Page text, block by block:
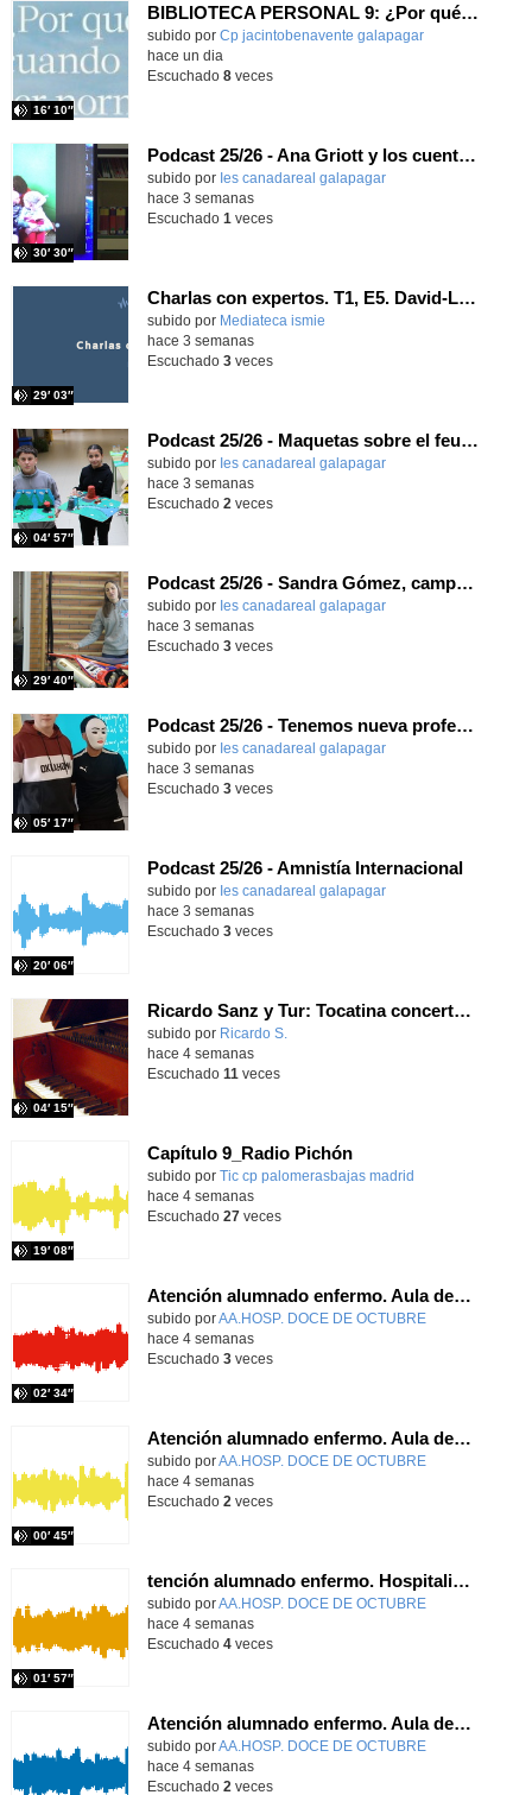
BIBLIOTECA PERSONAL 9: ¿Por qué ser feliz cuando puedes ser normal?
Contenido educativo.
subido por Cp jacintobenavente galapagar
16′ 10″
-
hace un dia
Escuchado 8veces
Podcast 25/26 - Ana Griott y los cuentos de las voces olvidadas
subido por Ies canadareal galapagar
30′ 30″
-
hace 3 semanas
Escuchado 1 veces
Charlas con expertos. T1, E5. David-Li Ilundáin Reviriego
subido por Mediateca ismie
29′ 03″
hace 3 semanas
Escuchado 3veces
Podcast 25/26 - Maquetas sobre el feudalismo
subido por Ies canadareal galapagar
04′ 57″
-
hace 3 semanas
Escuchado 2 veces
Podcast 25/26 - Sandra Gómez, campeona de Enduro
subido por Ies canadareal galapagar
29′ 40″
-
hace 3 semanas
Escuchado 3veces
Podcast 25/26 - Tenemos nueva profesora de Griego ¿Conoces a María Eugenia?
subido por Ies canadareal galapagar
05′ 17″
-
hace 3 semanas
Escuchado 3veces
Podcast 25/26 - Amnistía Internacional
subido por Ies canadareal galapagar
20′ 06″
-
hace 3 semanas
Escuchado 3veces
Ricardo Sanz y Tur: Tocatina concertante al aire español
subido por Ricardo S.
04′ 15″
hace 4 semanas
Escuchado 11 veces
Capítulo 9_Radio Pichón
Contenido educativo.
subido por Tic cp palomerasbajas madrid
19′ 08″
hace 4 semanas
Escuchado 27veces
Atención alumnado enfermo. Aula dentro del hospital. Sara Martín Fernández.
Contenido educativo.
subido porAA.HOSP. DOCE DE OCTUBRE
02′ 34″
-
hace 4 semanas
Escuchado 3veces
Atención alumnado enfermo. Aula dentro del hospital. Rosa María Poza Hervás
Contenido educativo.
subido porAA.HOSP. DOCE DE OCTUBRE
00′ 45″
-
hace 4 semanas
Escuchado 2 veces
tención alumnado enfermo. Hospitalización Psiquiátrica. María del Carmen Sanz Segura
Contenido educativo.
subido porAA.HOSP. DOCE DE OCTUBRE
01′ 57″
-
hace 4 semanas
Escuchado 4veces
Atención alumnado enfermo. Aula dentro del hospital. Laura Gómez-Pardo Gayete
Contenido educativo.
subido porAA.HOSP. DOCE DE OCTUBRE-
hace 4 semanas
Escuchado 2 veces